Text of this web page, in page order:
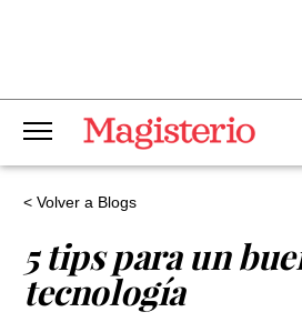
< Volver a Blogs
5 tips para un
tecnología